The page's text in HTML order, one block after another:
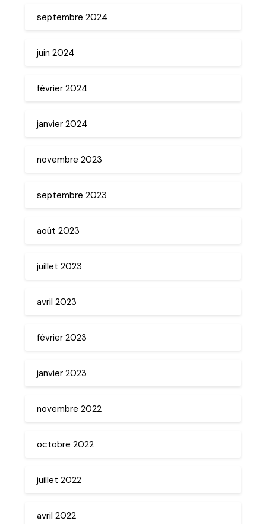
septembre 2024
juin 2024
février 2024
janvier 2024
novembre 2023
septembre 2023
août 2023
juillet 2023
avril 2023
février 2023
janvier 2023
novembre 2022
octobre 2022
juillet 2022
avril 2022